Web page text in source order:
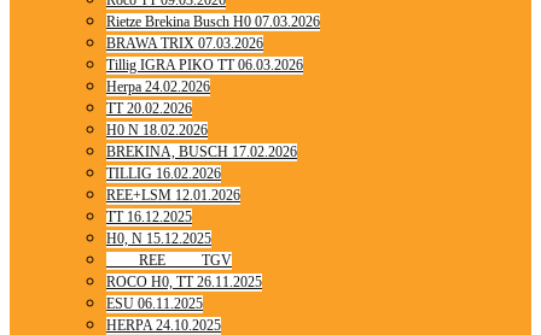
Rietze Brekina Busch H0 07.03.2026
BRAWA TRIX 07.03.2026
Tillig IGRA PIKO TT 06.03.2026
Herpa 24.02.2026
TT 20.02.2026
H0 N 18.02.2026
BREKINA, BUSCH 17.02.2026
TILLIG 16.02.2026
REE+LSM 12.01.2026
TT 16.12.2025
H0, N 15.12.2025
____ REE ____ TGV
ROCO H0, TT 26.11.2025
ESU 06.11.2025
HERPA 24.10.2025